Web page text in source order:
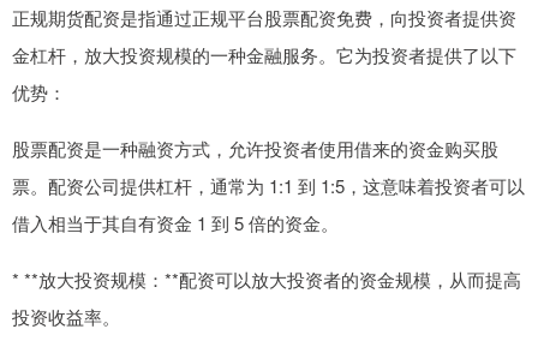
正规期货配资是指通过正规平台股票配资免费，向投资者提供资
金杠杆，放大投资规模的一种金融服务。它为投资者提供了以下
优势：
股票配资是一种融资方式，允许投资者使用借来的资金购买股
票。配资公司提供杠杆，通常为 1:1 到 1:5，这意味着投资者可以
借入相当于其自有资金 1 到 5 倍的资金。
* **放大投资规模：**配资可以放大投资者的资金规模，从而提高
投资收益率。